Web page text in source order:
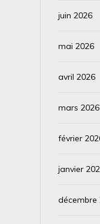
juin 2026
mai 2026
avril 2026
mars 2026
février
janvier
décembre